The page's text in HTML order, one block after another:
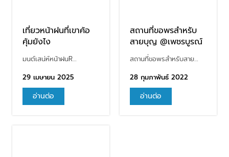
เที่ยวหน้าฝนที่เขาค้อ
คุ้มยังไง
29 เมษายน 2025
มนต์เสน่ห์หน้าฝนR…
อ่านต่อ
สถานที่ขอพรสำหรับ
สายบุญ @เพชรบูรณ์
28 กุมภาพันธ์ 2022
สถานที่ขอพรสำหรับสาย…
อ่านต่อ